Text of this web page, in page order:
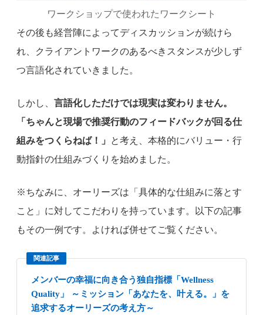
ワークショップで使われたワークシート
その後も経営陣によってディスカッションが続けら
れ、クライアントワークのあるべきスタンスが少しず
つ言語化されていきました。
しかし、 言語化しただけでは現実は変わりません。
「ちゃんと現場で推奨行動のフィードバックが回る仕
組みをつくらねば！」
と考え、本格的にバリュー・行
動指針の仕組みづくりを始めました。
※ちなみに、オーリーズは「具体的な仕組みに落とす
こと」に対してこだわりを持っています。以下の記事
もその一例です。よければ併せてご覧ください。
関連記事
メンバーの幸福に向き合う独自指標「Wellness
Quality」 ～ミッション「あなたを、叶える。」を
追求するオーリーズの考え方～